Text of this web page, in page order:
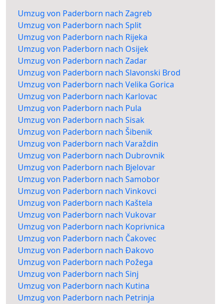
Umzug von Paderborn nach Zagreb
Umzug von Paderborn nach Split
Umzug von Paderborn nach Rijeka
Umzug von Paderborn nach Osijek
Umzug von Paderborn nach Zadar
Umzug von Paderborn nach Slavonski Brod
Umzug von Paderborn nach Velika Gorica
Umzug von Paderborn nach Karlovac
Umzug von Paderborn nach Pula
Umzug von Paderborn nach Sisak
Umzug von Paderborn nach Šibenik
Umzug von Paderborn nach Varaždin
Umzug von Paderborn nach Dubrovnik
Umzug von Paderborn nach Bjelovar
Umzug von Paderborn nach Samobor
Umzug von Paderborn nach Vinkovci
Umzug von Paderborn nach Kaštela
Umzug von Paderborn nach Vukovar
Umzug von Paderborn nach Koprivnica
Umzug von Paderborn nach Čakovec
Umzug von Paderborn nach Đakovo
Umzug von Paderborn nach Požega
Umzug von Paderborn nach Sinj
Umzug von Paderborn nach Kutina
Umzug von Paderborn nach Petrinja